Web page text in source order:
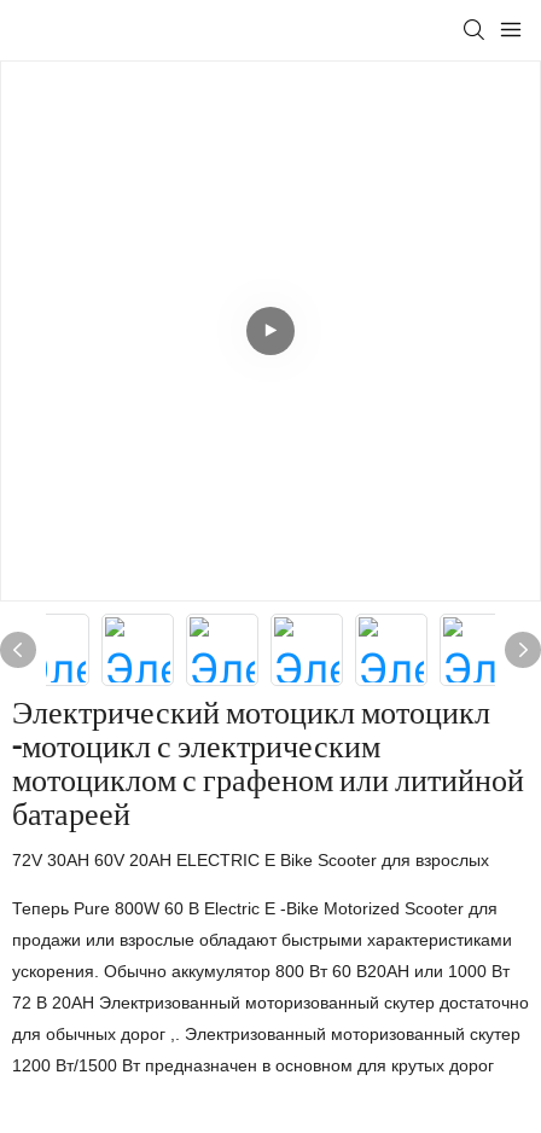
Электрический мотоцикл мотоцикл
-мотоцикл с электрическим
мотоциклом с графеном или литийной
батареей
72V 30AH 60V 20AH ELECTRIC E Bike Scooter для взрослых
Теперь Pure 800W 60 В Electric E -Bike Motorized Scooter для
продажи или взрослые обладают быстрыми характеристиками
ускорения. Обычно аккумулятор 800 Вт 60 В20AH или 1000 Вт
72 В 20AH Электризованный моторизованный скутер достаточно
для обычных дорог ,. Электризованный моторизованный скутер
1200 Вт/1500 Вт предназначен в основном для крутых дорог